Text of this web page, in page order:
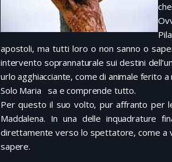
apostoli, ma tutti loro o non sanno o
intervento soprannaturale sui destini
urlo agghiacciante, come di animale ferito a
Solo Maria sa e comprende tutto.
Per questo il suo volto, pur affranto per
Maddalena. In una delle inquadrature
direttamente verso lo spettatore, come a
sapere.